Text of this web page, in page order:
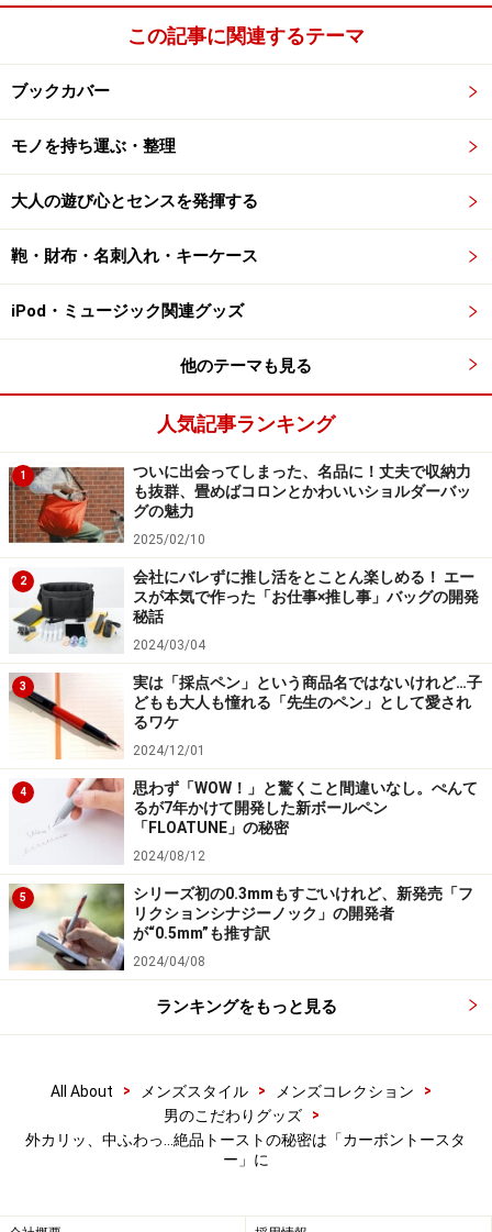
リと焼けるので、とてもおいしいのです。今までにいろ
いろと、パンがおいしく焼けるオーブントースターや網
は、文句なしにナンバーワン。
あとは、好みにもよると思うのですが、最近の高級オー
ブントースターのように水分を足すことなく、パンの中
の水分を遠赤外線で温める方式なので、もともとおいし
もちろん、リーズナブルな食パンもしっかりおいしく焼
けるのですが、そのパンが持つポテンシャルを最大限発
揮するように焼けるトースターという印象なのです。例
えば、焼き立てのパンのおいしさに近い感じに加えて、
少し焦げ目が付いて、香ばしさやサクサク感がプラスさ
れるといえば伝わるでしょうか。
バタートーストからコロッケの温め直しま
で幅広く活躍
バゲットを焼いても、耳も固くならず、熱々の焼き上がりに
なる。クロワッサンもサックリ焼ける。
耳がおいしく焼けるということはつまり……と思い、バゲ
ットを切って平らに並べて焼いたらこれが絶品。ひっく
り返す前にバターを乗せて、ひっくり返してバター焼き
にすると、これがもう、何ともたまらないおいしさ。こ
の方法はバタートーストを作る時にも使えます。
何といっても、バターの塗りにくさや、塗っている間に
冷めてしまうことなく、しかも、サクサク感も損なわず
よ。
ほかにも、コロッケの温め直しや、カセットコンロに乗
りしてツマミ作り。焼くのにちょっとコツは要ります
この記事に関連するテーマ
ブックカバー
モノを持ち運ぶ・整理
大人の遊び心とセンスを発揮する
鞄・財布・名刺入れ・キーケース
iPod・ミュージック関連グッズ
他のテーマも見る
人気記事ランキング
1
ついに出会ってしまった、名品に！丈夫で収納力
も抜群、畳めばコロンとかわいいショルダーバッ
グの魅力
2025/02/10
2
会社にバレずに推し活をとことん楽しめる！ エー
スが本気で作った「お仕事×推し事」バッグの開発
秘話
2024/03/04
3
実は「採点ペン」という商品名ではないけれど…子
どもも大人も憧れる「先生のペン」として愛され
るワケ
2024/12/01
4
思わず「WOW！」と驚くこと間違いなし。ぺんて
るが7年かけて開発した新ボールペン
「FLOATUNE」の秘密
2024/08/12
5
シリーズ初の0.3mmもすごいけれど、新発売「フ
リクションシナジーノック」の開発者
が“0.5mm”も推す訳
2024/04/08
ランキングをもっと見る
All About > メンズスタイル > メンズコレクション
>
男のこだわりグッズ
>
外カリッ、中ふわっ…絶品トーストの秘密は「カーボントースタ
ー」に